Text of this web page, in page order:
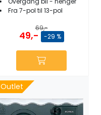
Fra 7-pol til 13-pol
69,-
49,- -29 %
Outlet